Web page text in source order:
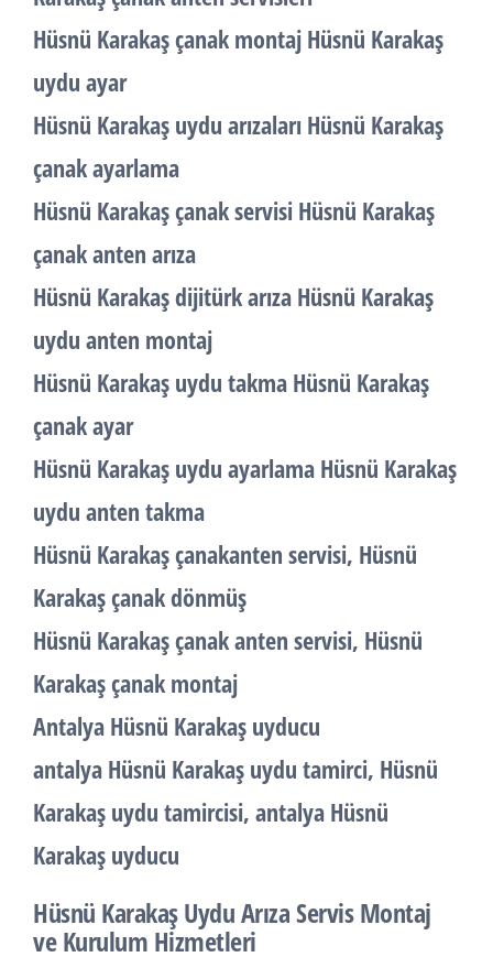
Hüsnü Karakaş çanak montaj Hüsnü Karakaş
uydu ayar
Hüsnü Karakaş uydu arızaları Hüsnü Karakaş
çanak ayarlama
Hüsnü Karakaş çanak servisi Hüsnü Karakaş
çanak anten arıza
Hüsnü Karakaş dijitürk arıza Hüsnü Karakaş
uydu anten montaj
Hüsnü Karakaş uydu takma Hüsnü Karakaş
çanak ayar
Hüsnü Karakaş uydu ayarlama Hüsnü Karakaş
uydu anten takma
Hüsnü Karakaş çanakanten servisi, Hüsnü
Karakaş çanak dönmüş
Hüsnü Karakaş çanak anten servisi, Hüsnü
Karakaş çanak montaj
Antalya Hüsnü Karakaş uyducu
antalya Hüsnü Karakaş uydu tamirci, Hüsnü
Karakaş uydu tamircisi, antalya Hüsnü
Karakaş uyducu
Hüsnü Karakaş Uydu Arıza Servis Montaj
ve Kurulum Hizmetleri